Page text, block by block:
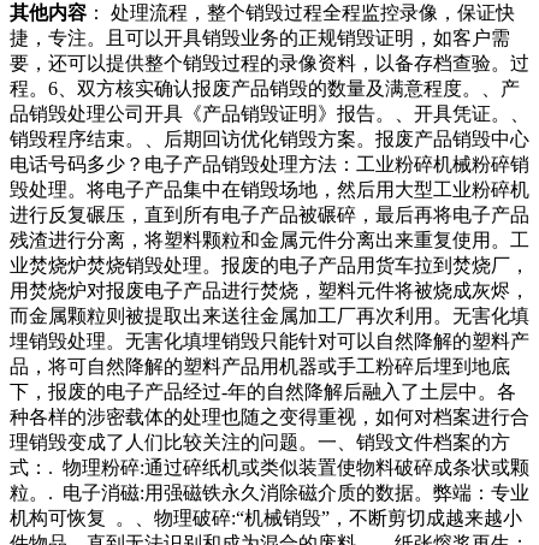
其他内容 ： 处理流程，整个销毁过程全程监控录像，保证快
捷，专注。且可以开具销毁业务的正规销毁证明，如客户需
要，还可以提供整个销毁过程的录像资料，以备存档查验。过
程。6、双方核实确认报废产品销毁的数量及满意程度。、产
品销毁处理公司开具《产品销毁证明》报告。、开具凭证。、
销毁程序结束。、后期回访优化销毁方案。报废产品销毁中心
电话号码多少？电子产品销毁处理方法：工业粉碎机械粉碎销
毁处理。将电子产品集中在销毁场地，然后用大型工业粉碎机
进行反复碾压，直到所有电子产品被碾碎，最后再将电子产品
残渣进行分离，将塑料颗粒和金属元件分离出来重复使用。工
业焚烧炉焚烧销毁处理。报废的电子产品用货车拉到焚烧厂，
用焚烧炉对报废电子产品进行焚烧，塑料元件将被烧成灰烬，
而金属颗粒则被提取出来送往金属加工厂再次利用。无害化填
埋销毁处理。无害化填埋销毁只能针对可以自然降解的塑料产
品，将可自然降解的塑料产品用机器或手工粉碎后埋到地底
下，报废的电子产品经过-年的自然降解后融入了土层中。各
种各样的涉密载体的处理也随之变得重视，如何对档案进行合
理销毁变成了人们比较关注的问题。一、销毁文件档案的方
式：. 物理粉碎:通过碎纸机或类似装置使物料破碎成条状或颗
粒。. 电子消磁:用强磁铁永久消除磁介质的数据。弊端：专业
机构可恢复 。、物理破碎:“机械销毁”，不断剪切成越来越小